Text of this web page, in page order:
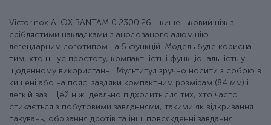
Victorinox ALOX BANTAM 0.2300.26 - кишеньковий ніж зі
сріблястими накладками з анодованого алюмінію і
легендарним логотипом на 5 функцій. Модель буде корисна
тим, хто цінує простоту, компактність і функціональність у
щоденному використанні. Мультитул зручно носити з собою в
кишені або на поясі завдяки компактним розмірам (84 мм) і
легкій вазі. Цей ніж ідеально підходить для тих, хто часто
стикається з побутовими завданнями, такими як відкривання
пакувань, обрізання дротів та інші повсякденні завдання.